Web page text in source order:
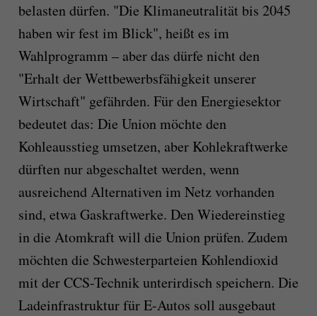
belasten dürfen. "Die Klimaneutralität bis 2045
haben wir fest im Blick", heißt es im
Wahlprogramm – aber das dürfe nicht den
"Erhalt der Wettbewerbsfähigkeit unserer
Wirtschaft" gefährden. Für den Energiesektor
bedeutet das: Die Union möchte den
Kohleausstieg umsetzen, aber Kohlekraftwerke
dürften nur abgeschaltet werden, wenn
ausreichend Alternativen im Netz vorhanden
sind, etwa Gaskraftwerke. Den Wiedereinstieg
in die Atomkraft will die Union prüfen. Zudem
möchten die Schwesterparteien Kohlendioxid
mit der CCS-Technik unterirdisch speichern. Die
Ladeinfrastruktur für E-Autos soll ausgebaut